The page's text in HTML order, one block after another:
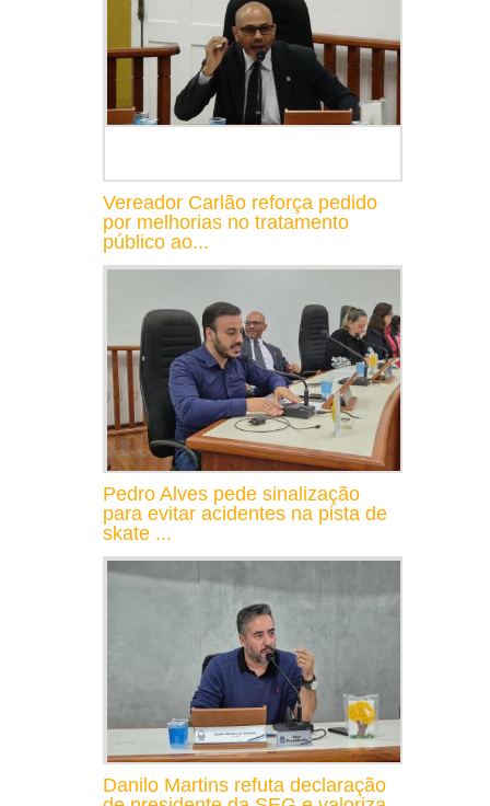
Vereador Carlão reforça pedido
por melhorias no tratamento
público ao...
Pedro Alves pede sinalização
para evitar acidentes na pista de
skate ...
Danilo Martins refuta declaração